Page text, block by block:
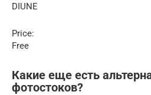
DIUNE
Price:
Free
Какие еще есть
фотостоков?